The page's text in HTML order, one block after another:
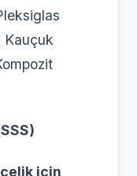
Kauçuk
için